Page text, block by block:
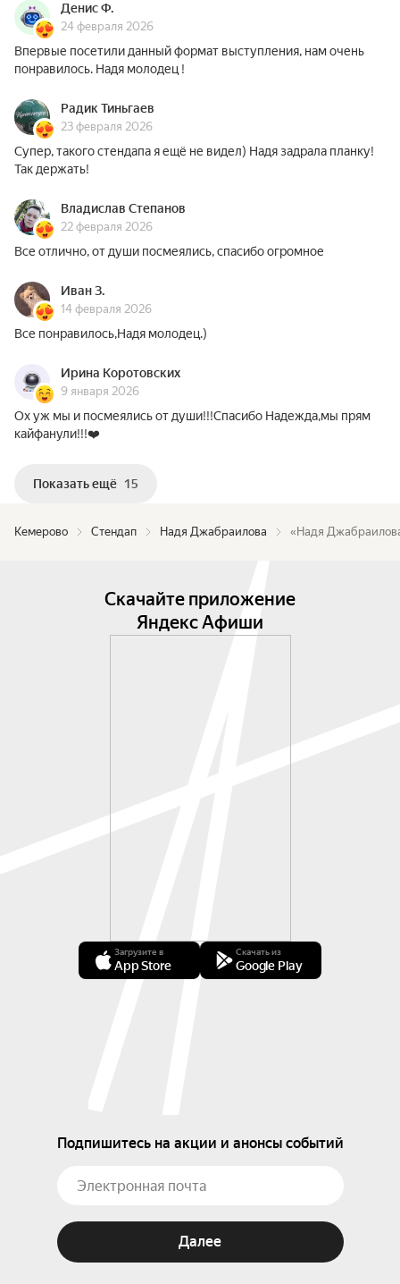
Денис Ф.
24 февраля 2026
Впервые посетили данный формат выступления, нам очень
понравилось. Надя молодец !
Радик Тиньгаев
23 февраля 2026
Супер, такого стендапа я ещё не видел) Надя задрала планку!
Так держать!
Владислав Степанов
22 февраля 2026
Все отлично, от души посмеялись, спасибо огромное
Иван З.
14 февраля 2026
Все понравилось,Надя молодец.)
Ирина Коротовских
9 января 2026
Ох уж мы и посмеялись от души!!!Спасибо Надежда,мы прям
кайфанули!!!❤️
Показать ещё 15
Кемерово Стендап Надя Джабраилова «Надя
Скачайте приложение
Яндекс Афиши
Загрузите в
App Store
Скачать из
Google Play
Подпишитесь на акции и анонсы событий
Далее